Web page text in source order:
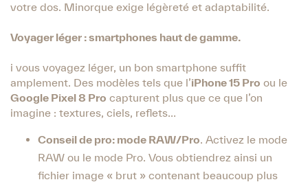
votre dos. Minorque exige légèreté et adaptabilité.
Voyager léger : smartphones haut de gamme.
i vous voyagez léger, un bon smartphone suffit
amplement. Des modèles tels que l’iPhone 15 Pro ou le
Google Pixel 8 Pro capturent plus que ce que l’on
imagine : textures, ciels, reflets…
Conseil de pro: mode RAW/Pro. Activez le mode
RAW ou le mode Pro. Vous obtiendrez ainsi un
fichier image « brut » contenant beaucoup plus